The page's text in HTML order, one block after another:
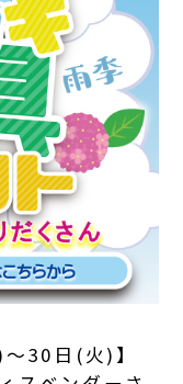
30日(火)】